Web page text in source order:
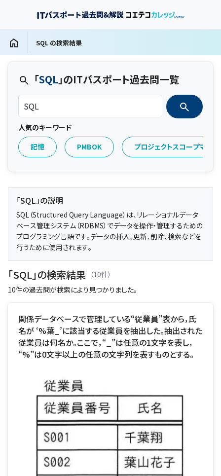
SQL の検索結果
「SQL」のITパスポート過去問一覧
人気のキーワード
記憶
PMBOK プロジェクトスコープマネジ
「SQL」の説明
SQL（Structured Query Language）は、リレーショナルデータ
ベース管理システム（RDBMS）でデータを操作・管理するための
プログラミング言語です。データの挿入、更新、削除、検索などを
行うために使用されます。
「SQL」の検索結果
（10件）
10件の過去問が検索により見つかりました。
関係データベースで管理している“従業員”表から，氏
名が ‘%葉_’に該当する従業員を抽出した。抽出された
従業員は何名か。ここで，“_”は任意の1文字を表し，
“%”は0文字以上の任意の文字列を表すものとする。